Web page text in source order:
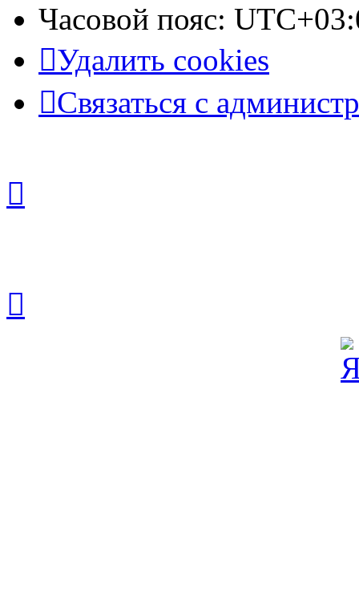
Часовой пояс:
Удалить cookies
Связаться с